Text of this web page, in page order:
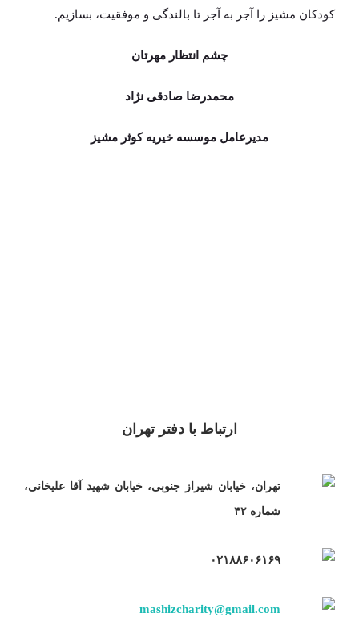
کودکان مشیز را آجر به آجر تا بالندگی و موفقیت، بسازیم.
چشم انتظار مهرتان
محمدرضا صادقی نژاد
مدیرعامل موسسه خیریه کوثر مشیز
ارتباط با دفتر تهران
تهران، خیابان شیراز جنوبی، خیابان شهید آقا علیخانی،
شماره ۴۲
۰۲۱۸۸۶۰۶۱۶۹
mashizcharity@gmail.com